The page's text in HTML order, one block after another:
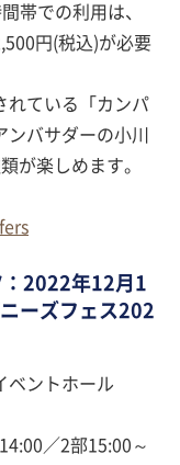
帯での利用は、
円(税込)が必要
れている「カンパ
ンバサダーの小川
が楽しめます。
2022年12月1
ーズフェス202
ントホール
／2部15:00～